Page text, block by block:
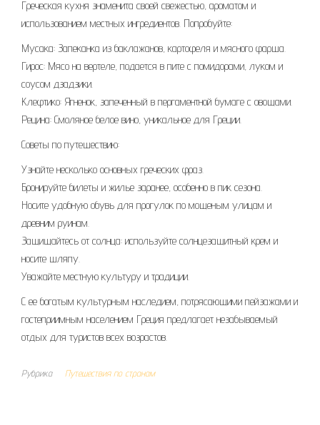
Греческая кухня знаменита своей свежестью, ароматом и
использованием местных ингредиентов. Попробуйте:
Мусака: Запеканка из баклажанов, картофеля и мясного фарша.
Гирос: Мясо на вертеле, подается в пите с помидорами, луком и
соусом дзадзики.
Клефтико: Ягненок, запеченный в пергаментной бумаге с овощами.
Рецина: Смоляное белое вино, уникальное для Греции.
Советы по путешествию:
Узнайте несколько основных греческих фраз.
Бронируйте билеты и жилье заранее, особенно в пик сезона.
Носите удобную обувь для прогулок по мощеным улицам и
древним руинам.
Защищайтесь от солнца: используйте солнцезащитный крем и
носите шляпу.
Уважайте местную культуру и традиции.
С ее богатым культурным наследием, потрясающими пейзажами и
гостеприимным населением Греция предлагает незабываемый
отдых для туристов всех возрастов.
Рубрика Путешествия по странам